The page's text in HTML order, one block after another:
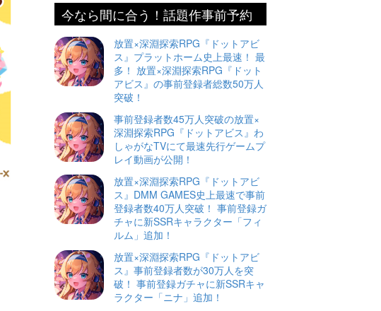
今なら間に合う！話題作事前予約
放置×深淵探索RPG『ドットアビ
ス』プラットホーム史上最速！ 最
多！ 放置×深淵探索RPG『ドット
アビス』の事前登録者総数50万人
突破！
事前登録者数45万人突破の放置×
深淵探索RPG『ドットアビス』わ
しゃがなTVにて最速先行ゲームプ
レイ動画が公開！
放置×深淵探索RPG『ドットアビ
ス』DMM GAMES史上最速で事前
登録者数40万人突破！ 事前登録ガ
チャに新SSRキャラクター「フィ
ルム」追加！
放置×深淵探索RPG『ドットアビ
ス』事前登録者数が30万人を突
破！ 事前登録ガチャに新SSRキャ
ラクター「ニナ」追加！